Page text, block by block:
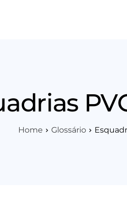
Home Glossário